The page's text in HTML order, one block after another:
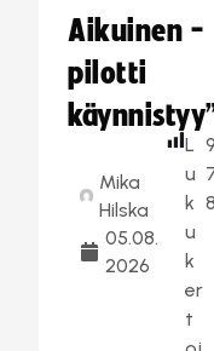
Aikuinen -
pilotti
Mika
Hilska
05.08.
2026
L
u
k
u
k
er
t
9
8